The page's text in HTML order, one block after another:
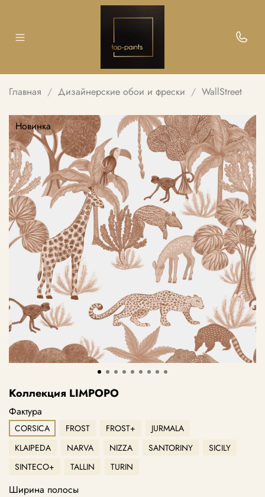
Главная Дизайнерские обои и фрески WallStreet
Новинка
Коллекция LIMPOPO
Фактура
CORSICA FROST FROST+
JURMALA
KLAIPEDA
NARVA NIZZA SANTORINY
SICILY
SINTECO+
TALLIN TURIN
Ширина полосы